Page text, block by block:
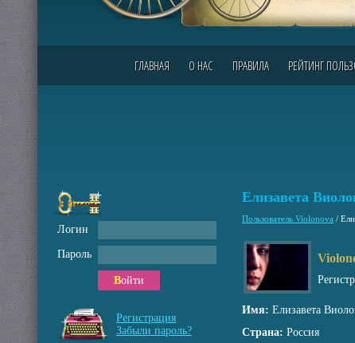
ГЛАВНАЯ О НАС ПРАВИЛА РЕЙТИНГ
Елизавета
Пользователь Violonova /
Имя: Елизавета
Страна: Россия
Логин
Пароль
Войти
Регистрация
Забыли пароль?